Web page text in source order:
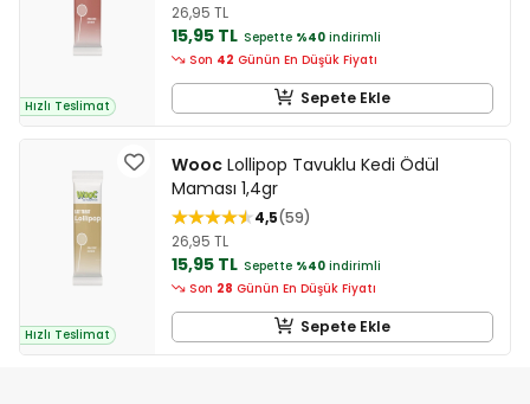
Hızlı Teslimat
26,95 TL
15,95 TL Sepette %40 indirimli
Son 42 Günün En Düşük Fiyatı
Sepete Ekle
Hızlı Teslimat
Wooc Lollipop Tavuklu Kedi Ödül
Maması 1,4gr
4,5 59
26,95 TL
15,95 TL Sepette %40 indirimli
Son 28 Günün En Düşük Fiyatı
Sepete Ekle